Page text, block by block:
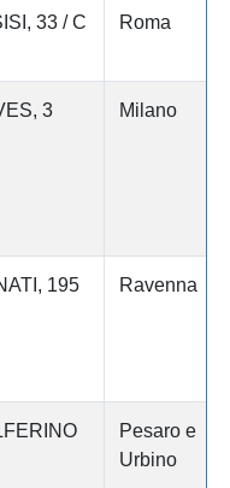
33 / C Roma
3 Milano
195 Ravenna
Pesaro e
Urbino